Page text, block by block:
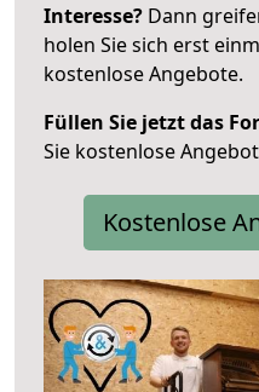
Interesse? Dann
holen Sie sich erst
kostenlose Angebote.
Füllen Sie jetzt das
Sie kostenlose
Kostenlose